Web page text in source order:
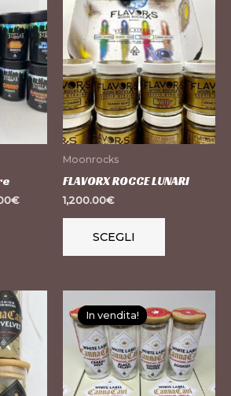
€
Moonrocks
FLAVORX ROCCE LUNARI
1,200.00€
SCEGLI
prodotto
ha
più
varianti.
Le
opzioni
del
In vendita!
In vendita!
prodotto
ha
più
varianti.